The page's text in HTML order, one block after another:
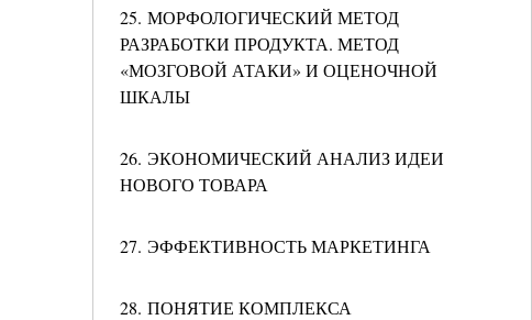
25. МОРФОЛОГИЧЕСКИЙ МЕТОД
РАЗРАБОТКИ ПРОДУКТА. МЕТОД
«МОЗГОВОЙ АТАКИ» И ОЦЕНОЧНОЙ
ШКАЛЫ
26. ЭКОНОМИЧЕСКИЙ АНАЛИЗ ИДЕИ
НОВОГО ТОВАРА
27. ЭФФЕКТИВНОСТЬ МАРКЕТИНГА
28. ПОНЯТИЕ КОМПЛЕКСА